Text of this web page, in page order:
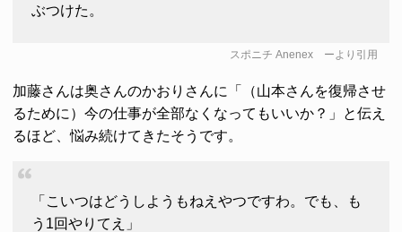
ぶつけた。
スポニチ Anenexーより引用
加藤さんは奥さんのかおりさんに「（山本さんを復帰させ
るために）今の仕事が全部なくなってもいいか？」と伝え
るほど、悩み続けてきたそうです。
「こいつはどうしようもねえやつですわ。でも、も
う1回やりてえ」